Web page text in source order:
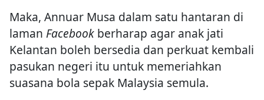
Maka, Annuar Musa dalam satu hantaran di
laman Facebook berharap agar anak jati
Kelantan boleh bersedia dan perkuat kembali
pasukan negeri itu untuk memeriahkan
suasana bola sepak Malaysia semula.